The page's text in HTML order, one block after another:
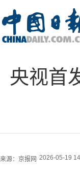
央视首
来源： 京报网 2026-05-19